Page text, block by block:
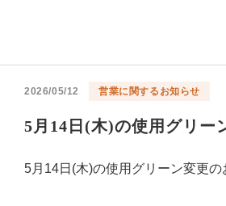
2026/05/12 営業に関するお知らせ
5月14日(木)の使用グリー
5月14日(木)の使用グリーン変更の